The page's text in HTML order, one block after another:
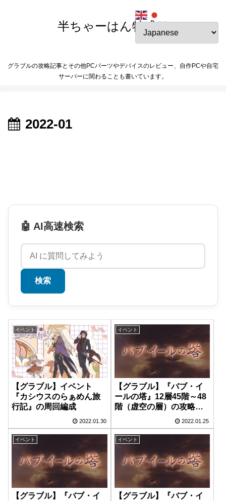
半ちゃーはん特盛り
グラブルの攻略記事とその他PCパーツやデバイスのレビュー、自作PCや自宅
サーバーに関わることも書いています。
2022-01
🤖 AI高速検索
検索
イベント
【グラブル】イベント
『カシウスのらぁめん旅
行記』の周回編成
2022.01.30
イベント
【グラブル】『バブ・イ
ールの塔』12層45階～48
階（虚空の層）の攻略編
2022.01.25
イベント
【グラブル】『バブ・イ
イベント
【グラブル】『バブ・イ